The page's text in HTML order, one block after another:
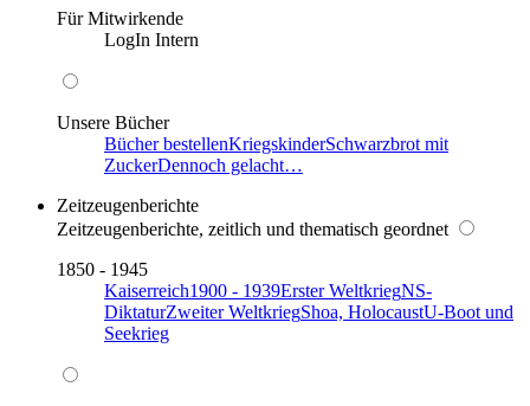
Für Mitwirkende
LogIn Intern
Unsere Bücher
Bücher bestellenKriegskinderSchwarzbrot mit
ZuckerDennoch gelacht…
Zeitzeugenberichte
Zeitzeugenberichte, zeitlich und thematisch geordnet
1850 - 1945
Kaiserreich1900 - 1939Erster WeltkriegNS-
DiktaturZweiter WeltkriegShoa, HolocaustU-Boot und
Seekrieg